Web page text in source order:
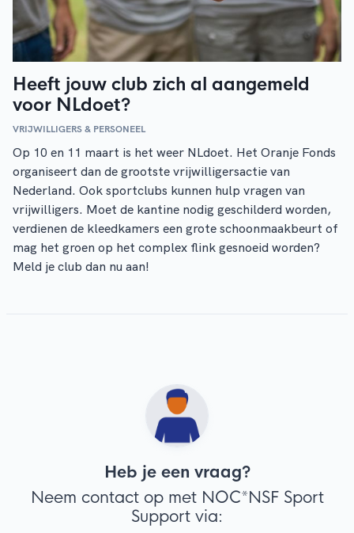
Heeft jouw club zich al aangemeld
voor NLdoet?
VRIJWILLIGERS & PERSONEEL
Op 10 en 11 maart is het weer NLdoet. Het Oranje Fonds
organiseert dan de grootste vrijwilligersactie van
Nederland. Ook sportclubs kunnen hulp vragen van
vrijwilligers. Moet de kantine nodig geschilderd worden,
verdienen de kleedkamers een grote schoonmaakbeurt of
mag het groen op het complex flink gesnoeid worden?
Meld je club dan nu aan!
Heb je een vraag?
Neem contact op met NOC*NSF Sport
Support via: